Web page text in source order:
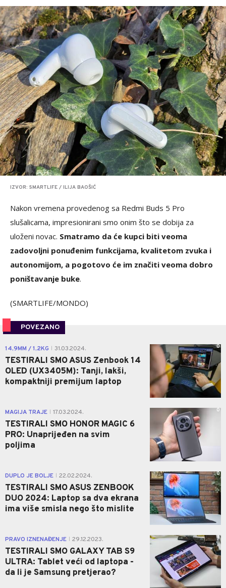
IZVOR: SMARTLIFE / ILIJA BAOŠIĆ
Nakon vremena provedenog sa Redmi Buds 5 Pro
slušalicama, impresionirani smo onim što se dobija za
uloženi novac. Smatramo da će kupci biti veoma
zadovoljni ponuđenim funkcijama, kvalitetom zvuka i
autonomijom, a pogotovo će im značiti veoma dobro
poništavanje buke.
(SMARTLIFE/MONDO)
POVEZANO
14,9MM / 1,2KG 31.03.2024.
TESTIRALI SMO ASUS Zenbook 14
OLED (UX3405M): Tanji, lakši,
kompaktniji premijum laptop
0
MAGIJA TRAJE 17.03.2024.
TESTIRALI SMO HONOR MAGIC 6
PRO: Unaprijeđen na svim
poljima
0
DUPLO JE BOLJE 22.02.2024.
TESTIRALI SMO ASUS ZENBOOK
DUO 2024: Laptop sa dva ekrana
ima više smisla nego što mislite
0
PRAVO IZNENAĐENJE 29.12.2023.
TESTIRALI SMO GALAXY TAB S9
ULTRA: Tablet veći od laptopa -
da li je Samsung pretjerao?
1